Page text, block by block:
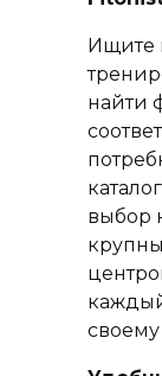
Ищите
найти
выбор
своему